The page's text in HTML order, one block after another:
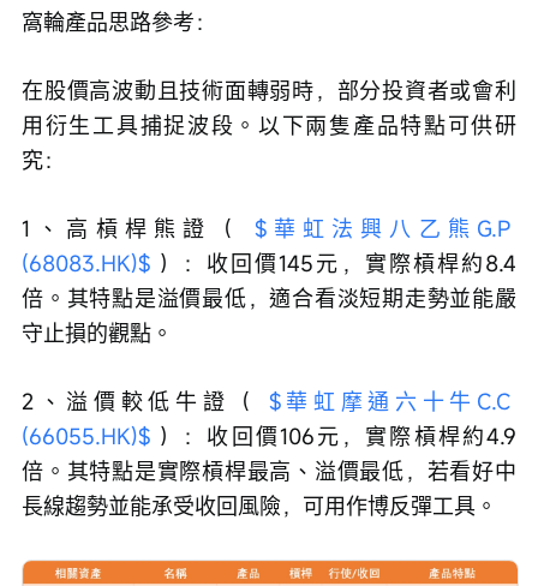
窩輪產品思路參考：
在股價高波動且技術面轉弱時，部分投資者或會利
用衍生工具捕捉波段。以下兩隻產品特點可供研
究：
1、高槓桿熊證（ $華虹法興八乙熊G.P
(68083.HK)$ ）：收回價145元，實際槓桿約8.4
倍。其特點是溢價最低，適合看淡短期走勢並能嚴
守止損的觀點。
2、溢價較低牛證（ $華虹摩通六十牛C.C
(66055.HK)$ ）：收回價106元，實際槓桿約4.9
倍。其特點是實際槓桿最高、溢價最低，若看好中
長線趨勢並能承受收回風險，可用作博反彈工具。